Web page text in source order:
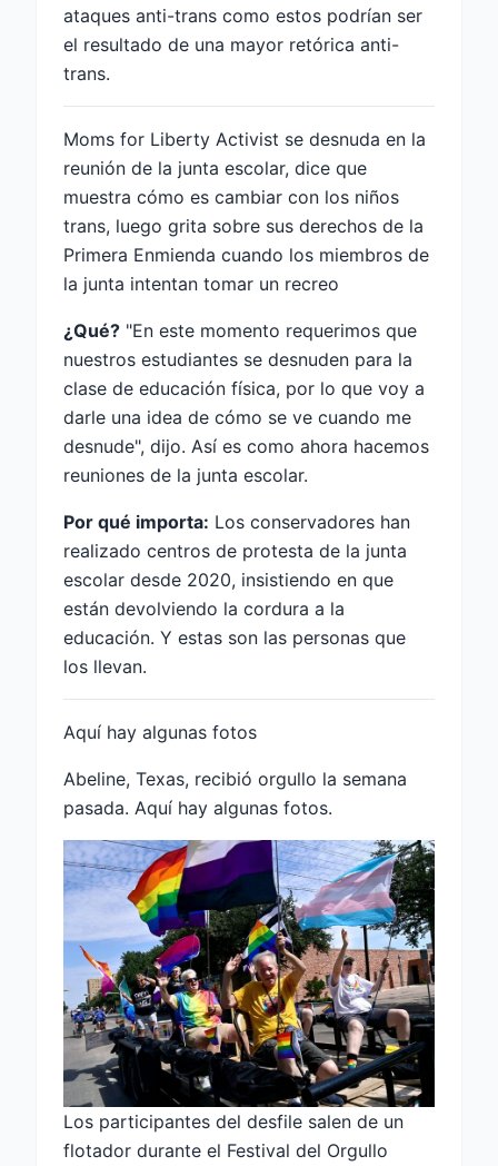
ataques anti-trans como estos podrían ser
el resultado de una mayor retórica anti-
trans.
Moms for Liberty Activist se desnuda en la
reunión de la junta escolar, dice que
muestra cómo es cambiar con los niños
trans, luego grita sobre sus derechos de la
Primera Enmienda cuando los miembros de
la junta intentan tomar un recreo
¿Qué? "En este momento requerimos que
nuestros estudiantes se desnuden para la
clase de educación física, por lo que voy a
darle una idea de cómo se ve cuando me
desnude", dijo. Así es como ahora hacemos
reuniones de la junta escolar.
Por qué importa: Los conservadores han
realizado centros de protesta de la junta
escolar desde 2020, insistiendo en que
están devolviendo la cordura a la
educación. Y estas son las personas que
los llevan.
Aquí hay algunas fotos
Abeline, Texas, recibió orgullo la semana
pasada. Aquí hay algunas fotos.
Los participantes del desfile salen de un
flotador durante el Festival del Orgullo